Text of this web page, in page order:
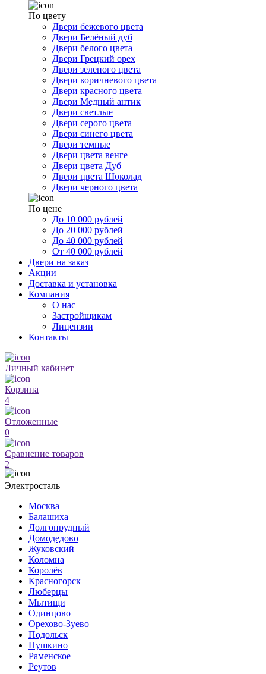
По цвету
Двери бежевого цвета
Двери Белёный дуб
Двери белого цвета
Двери Грецкий орех
Двери зеленого цвета
Двери коричневого цвета
Двери красного цвета
Двери Медный антик
Двери светлые
Двери серого цвета
Двери синего цвета
Двери темные
Двери цвета венге
Двери цвета Дуб
Двери цвета Шоколад
Двери черного цвета
По цене
До 10 000 рублей
До 20 000 рублей
До 40 000 рублей
От 40 000 рублей
Двери на заказ
Акции
Доставка и установка
Компания
О нас
Застройщикам
Лицензии
Контакты
Личный кабинет
Корзина
4
Отложенные
0
Сравнение товаров
2
Электросталь
Москва
Балашиха
Долгопрудный
Домодедово
Жуковский
Коломна
Королёв
Красногорск
Люберцы
Мытищи
Одинцово
Орехово-Зуево
Подольск
Пушкино
Раменское
Реутов